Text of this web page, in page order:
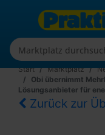
Start Marktplatz
Obi übernimmt
Lösungsanbieter für
Zurück zur